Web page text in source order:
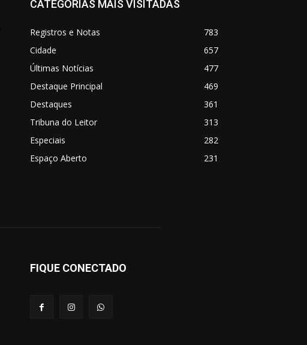
CATEGORIAS MAIS VISITADAS
Registros e Notas
783
Cidade
657
Últimas Notícias
477
Destaque Principal
469
Destaques
361
Tribuna do Leitor
313
Especiais
282
Espaço Aberto
231
FIQUE CONECTADO